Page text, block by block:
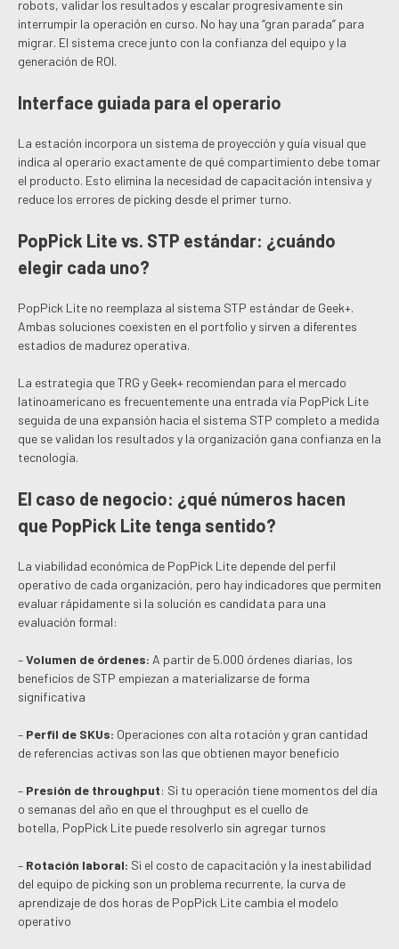
robots, validar los resultados y escalar progresivamente sin
interrumpir la operación en curso. No hay una “gran parada” para
migrar. El sistema crece junto con la confianza del equipo y la
generación de ROI.
Interface guiada para el operario
La estación incorpora un sistema de proyección y guía visual que
indica al operario exactamente de qué compartimiento debe tomar
el producto. Esto elimina la necesidad de capacitación intensiva y
reduce los errores de picking desde el primer turno.
PopPick Lite vs. STP estándar: ¿cuándo
elegir cada uno?
PopPick Lite no reemplaza al sistema STP estándar de Geek+.
Ambas soluciones coexisten en el portfolio y sirven a diferentes
estadios de madurez operativa.
La estrategia que TRG y Geek+ recomiendan para el mercado
latinoamericano es frecuentemente una entrada vía PopPick Lite
seguida de una expansión hacia el sistema STP completo a medida
que se validan los resultados y la organización gana confianza en la
tecnología.
El caso de negocio: ¿qué números hacen
que PopPick Lite tenga sentido?
La viabilidad económica de PopPick Lite depende del perfil
operativo de cada organización, pero hay indicadores que permiten
evaluar rápidamente si la solución es candidata para una
evaluación formal:
–Volumen de órdenes: A partir de 5.000 órdenes diarias, los
beneficios de STP empiezan a materializarse de forma
significativa
– Perfil de SKUs: Operaciones con alta rotación y gran cantidad
de referencias activas son las que obtienen mayor beneficio
– Presión de throughput: Si tu operación tiene momentos del día
o semanas del año en que el throughput es el cuello de
botella, PopPick Lite puede resolverlo sin agregar turnos
– Rotación laboral: Si el costo de capacitación y la inestabilidad
del equipo de picking son un problema recurrente, la curva de
aprendizaje de dos horas de PopPick Lite cambia el modelo
operativo